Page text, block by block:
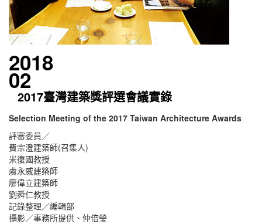
2018
02
2017臺灣建築獎評選會議實錄
Selection Meeting of the 2017 Taiwan Architecture Awards
評審委員／
費宗澄建築師(召集人)
米復國教授
虞永威建築師
廖偉立建築師
劉舜仁教授
記錄整理／編輯部
攝影／事務所提供、仲倍瑩